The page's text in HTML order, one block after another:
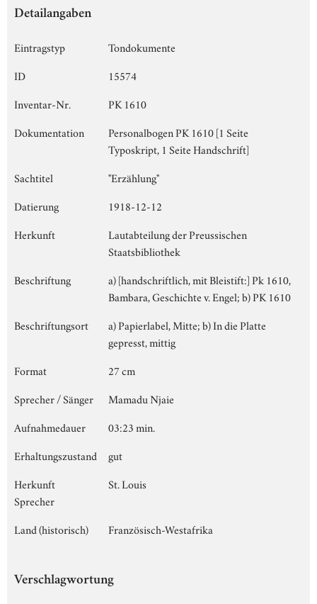
Detailangaben
Eintragstyp
Tondokumente
ID
15574
Inventar-Nr.
PK 1610
Dokumentation
Personalbogen PK 1610 [1 Seite
Typoskript, 1 Seite Handschrift]
Sachtitel
"Erzählung"
Datierung
1918-12-12
Herkunft
Lautabteilung der Preussischen
Staatsbibliothek
Beschriftung
a) [handschriftlich, mit Bleistift:] Pk 1610,
Bambara, Geschichte v. Engel; b) PK 1610
Beschriftungsort
a) Papierlabel, Mitte; b) In die Platte
gepresst, mittig
Format
27 cm
Sprecher / Sänger
Mamadu Njaie
Aufnahmedauer
03:23 min.
Erhaltungszustand
gut
Herkunft
Sprecher
St. Louis
Land (historisch) Französisch-Westafrika
Verschlagwortung